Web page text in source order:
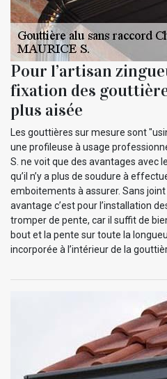
Pour l’artisan
fixation des
plus aisée
Les gouttières sur mesure sont
une profileuse à usage
S. ne voit que des avantages avec
qu’il n’y a plus de soudure à
emboitements à assurer. Sans
avantage c’est pour l’installation
tromper de pente, car il suffit de
bout et la pente sur toute la
incorporée à l’intérieur de la